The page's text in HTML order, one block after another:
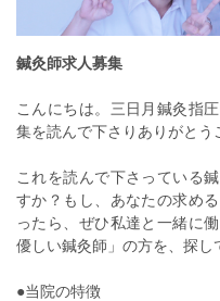
鍼灸師求人募集
こんにちは。三日月鍼灸指
集を読んで下さりありがとう
これを読んで下さっている
すか？もし、あなたの求め
ったら、ぜひ私達と一緒に
優しい鍼灸師」の方を、探し
●当院の特徴